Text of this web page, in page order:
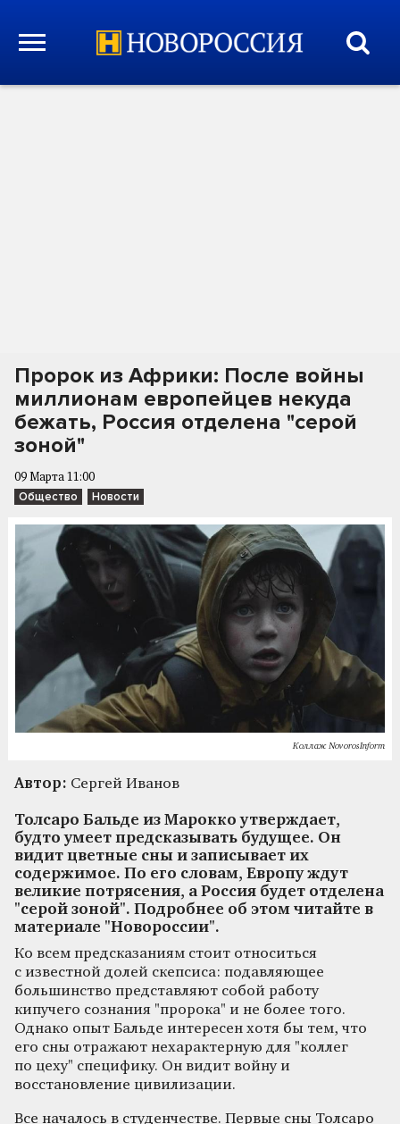
Пророк из Африки: После войны
миллионам европейцев некуда
бежать, Россия отделена "серой
зоной"
09 Марта 11:00
Общество Новости
Коллаж NovorosInform
Автор: Сергей Иванов
Толсаро Бальде из Марокко утверждает,
будто умеет предсказывать будущее. Он
видит цветные сны и записывает их
содержимое. По его словам, Европу ждут
великие потрясения, а Россия будет отделена
"серой зоной". Подробнее об этом читайте в
материале "Новороссии".
Ко всем предсказаниям стоит относиться
с известной долей скепсиса: подавляющее
большинство представляют собой работу
кипучего сознания "пророка" и не более того.
Однако опыт Бальде интересен хотя бы тем, что
его сны отражают нехарактерную для "коллег
по цеху" специфику. Он видит войну и
восстановление цивилизации.
Все началось в студенчестве. Первые сны Толсаро